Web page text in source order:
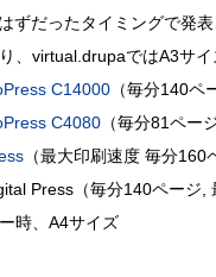
ずだったタイミングで発
、virtual.drupaではA3サ
C14000 （毎分140ペ
C4080 （毎分81ペー
（最大印刷速度 毎分160
Press（毎分140ページ,
時、A4サイズ